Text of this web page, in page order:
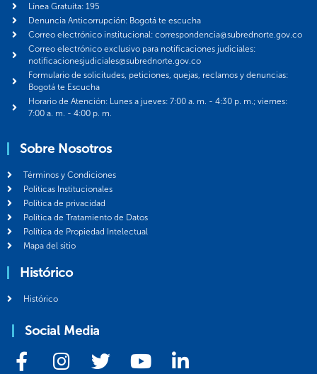
Línea Gratuita: 195
Denuncia Anticorrupción: Bogotá te escucha
Correo electrónico institucional: correspondencia@subrednorte.gov.co
Correo electrónico exclusivo para notificaciones judiciales:
notificacionesjudiciales@subrednorte.gov.co
Formulario de solicitudes, peticiones, quejas, reclamos y denuncias:
Bogotá te Escucha
Horario de Atención: Lunes a jueves: 7:00 a. m. - 4:30 p. m.; viernes:
7:00 a. m. - 4:00 p. m.
Sobre Nosotros
Términos y Condiciones
Politicas Institucionales
Política de privacidad
Política de Tratamiento de Datos
Política de Propiedad Intelectual
Mapa del sitio
Histórico
Histórico
Social Media